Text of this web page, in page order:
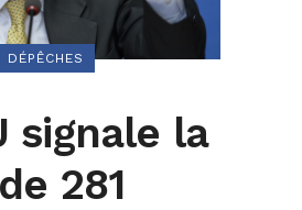
DÉPÊCHES
signale la
281